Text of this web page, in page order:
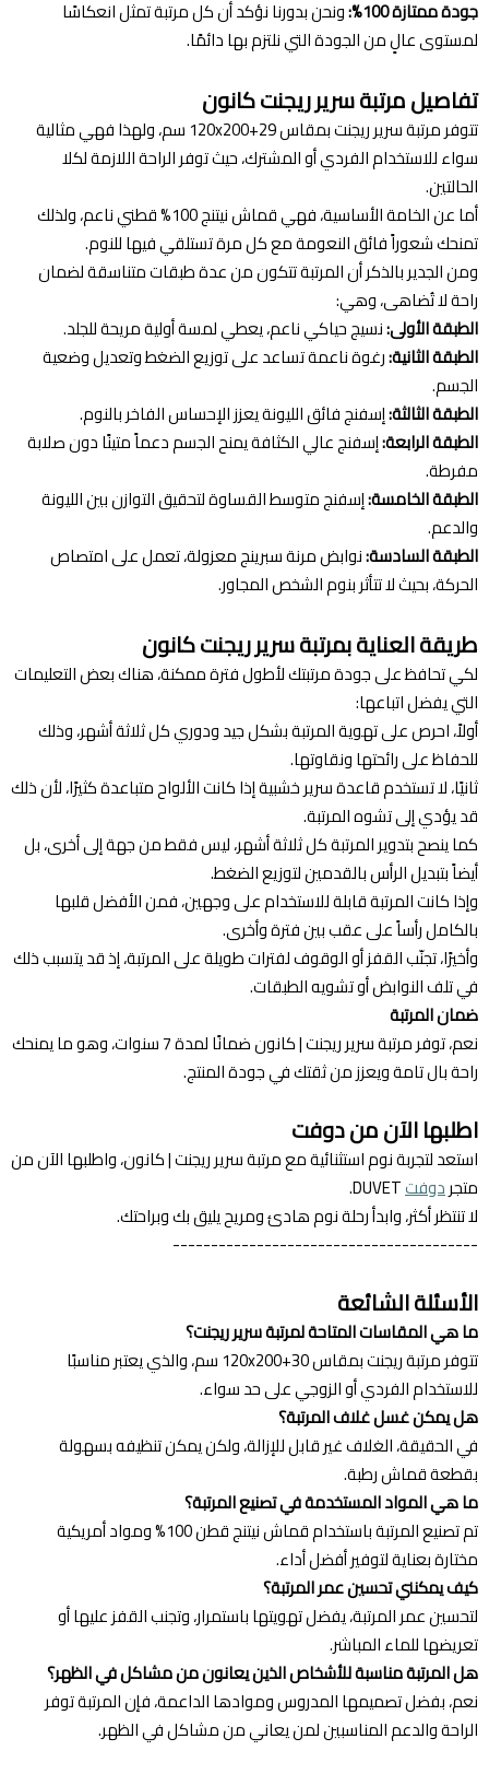
جودة ممتازة 100%:
ونحن بدورنا نؤكد أن كل مرتبة تمثل انعكاسًا
لمستوى عالٍ من الجودة التي نلتزم بها دائمًا.
تفاصيل مرتبة سرير ريجنت كانون
تتوفر مرتبة سرير ريجنت بمقاس 120x200+29 سم، ولهذا فهي مثالية
سواء للاستخدام الفردي أو المشترك، حيث توفر الراحة اللازمة لكلا
الحالتين.
أما عن الخامة الأساسية، فهي قماش نيتنج 100% قطني ناعم، ولذلك
تمنحك شعوراً فائق النعومة مع كل مرة تستلقي فيها للنوم.
ومن الجدير بالذكر أن المرتبة تتكون من عدة طبقات متناسقة لضمان
راحة لا تُضاهى، وهي:
الطبقة الأولى:نسيج حياكي ناعم، يعطي لمسة أولية مريحة للجلد.
الطبقة الثانية:رغوة ناعمة تساعد على توزيع الضغط وتعديل وضعية
الجسم.
الطبقة الثالثة:إسفنج فائق الليونة يعزز الإحساس الفاخر بالنوم.
الطبقة الرابعة:إسفنج عالي الكثافة يمنح الجسم دعماً متينًا دون صلابة
مفرطة.
الطبقة الخامسة:إسفنج متوسط القساوة لتحقيق التوازن بين الليونة
والدعم.
الطبقة السادسة:نوابض مرنة سبرينج معزولة، تعمل على امتصاص
الحركة، بحيث لا تتأثر بنوم الشخص المجاور.
طريقة العناية بمرتبة سرير ريجنت كانون
لكي تحافظ على جودة مرتبتك لأطول فترة ممكنة، هناك بعض التعليمات
التي يفضل اتباعها:
أولاً، احرص على تهوية المرتبة بشكل جيد ودوري كل ثلاثة أشهر، وذلك
للحفاظ على رائحتها ونقاوتها.
ثانيًا، لا تستخدم قاعدة سرير خشبية إذا كانت الألواح متباعدة كثيرًا، لأن ذلك
قد يؤدي إلى تشوه المرتبة.
كما ينصح بتدوير المرتبة كل ثلاثة أشهر، ليس فقط من جهة إلى أخرى، بل
أيضاً بتبديل الرأس بالقدمين لتوزيع الضغط.
وإذا كانت المرتبة قابلة للاستخدام على وجهين، فمن الأفضل قلبها
بالكامل رأساً على عقب بين فترة وأخرى.
وأخيرًا، تجنّب القفز أو الوقوف لفترات طويلة على المرتبة، إذ قد يتسبب ذلك
في تلف النوابض أو تشويه الطبقات.
ضمان المرتبة
نعم، توفر مرتبة سرير ريجنت | كانون ضمانًا لمدة 7 سنوات، وهو ما يمنحك
راحة بال تامة ويعزز من ثقتك في جودة المنتج.
اطلبها الآن من دوفت
استعد لتجربة نوم استثنائية مع مرتبة سرير ريجنت | كانون، واطلبها الآن من
متجردوفت
لا تنتظر أكثر، وابدأ رحلة نوم هادئ ومريح يليق بك وبراحتك.
----------------------------------------
الأسئلة الشائعة
ما هي المقاسات المتاحة لمرتبة سرير ريجنت؟
تتوفر مرتبة ريجنت بمقاس 120x200+30 سم، والذي يعتبر مناسبًا
للاستخدام الفردي أو الزوجي على حد سواء.
هل يمكن غسل غلاف المرتبة؟
في الحقيقة، الغلاف غير قابل للإزالة، ولكن يمكن تنظيفه بسهولة
بقطعة قماش رطبة.
ما هي المواد المستخدمة في تصنيع المرتبة؟
تم تصنيع المرتبة باستخدام قماش نيتنج قطن 100% ومواد أمريكية
مختارة بعناية لتوفير أفضل أداء.
كيف يمكنني تحسين عمر المرتبة؟
لتحسين عمر المرتبة، يفضل تهويتها باستمرار، وتجنب القفز عليها أو
تعريضها للماء المباشر.
هل المرتبة مناسبة للأشخاص الذين يعانون من مشاكل في الظهر؟
نعم، بفضل تصميمها المدروس وموادها الداعمة، فإن المرتبة توفر
الراحة والدعم المناسبين لمن يعاني من مشاكل في الظهر.